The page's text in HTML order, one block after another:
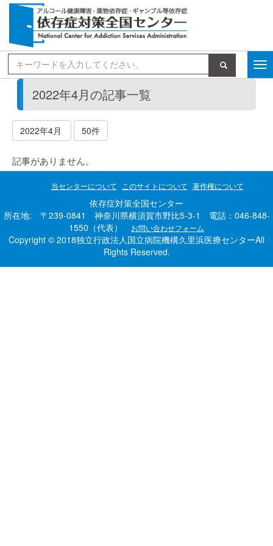
検索
2022年4月の記事一覧
2022年4月 50件
記事がありません。
当センターについて このサイトについて 著作権について
依存症対策全国センター
所在地: 〒239-0841 神奈川県横須賀市野比5-3-1 電話：046-848-
1550（代表）
お問い合わせフォーム
Copyright © 2018独立行政法人国立病院機構久里浜医療センターAll
Rights Reserved.